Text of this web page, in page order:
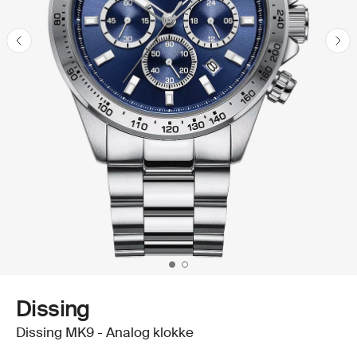
Dissing
Dissing MK9 - Analog klokke